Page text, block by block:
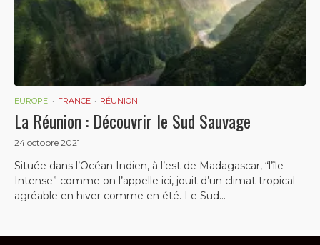
EUROPE FRANCE RÉUNION
La Réunion : Découvrir le Sud Sauvage
24 octobre 2021
Située dans l’Océan Indien, à l’est de Madagascar, “l’île
Intense” comme on l’appelle ici, jouit d’un climat tropical
agréable en hiver comme en été. Le Sud...